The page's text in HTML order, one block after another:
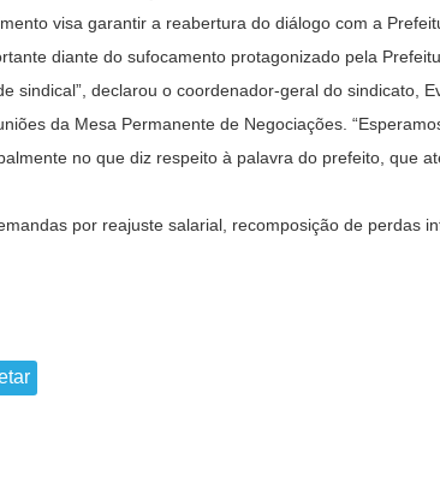
visa garantir a reabertura do diálogo com a
diante do sufocamento protagonizado pela
sindical”, declarou o coordenador-geral do sindicato,
da Mesa Permanente de Negociações.
no que diz respeito à palavra do prefeito, que
por reajuste salarial, recomposição de perdas